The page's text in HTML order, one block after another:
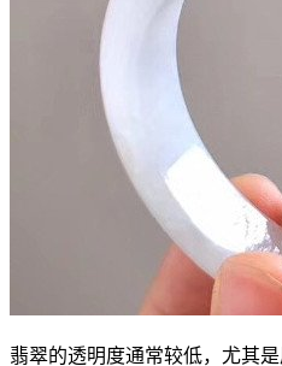
翡翠的透明度通常较低，尤其